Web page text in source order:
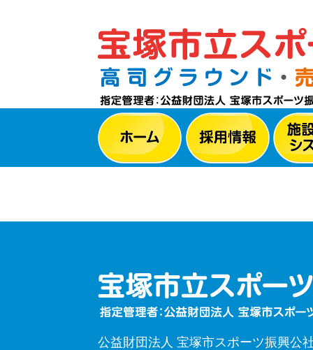
公益財団法人 宝塚市スポーツ振興公